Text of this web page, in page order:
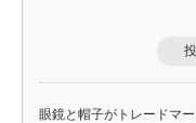
眼鏡と帽子がトレードマ